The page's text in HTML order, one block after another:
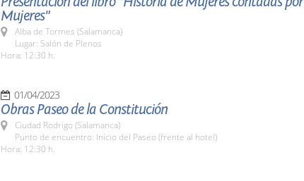
Mujeres"
Alba de Tormes (Salamanca)
Lugar: Salón de Plenos
Hora: 12:30 h.
01/04/2023
Obras Paseo de la Constitución
Ciudad Rodrigo (Salamanca)
Punto de encuentro: Inicio del Paseo (frente al hotel)
Hora: 12:30 h.